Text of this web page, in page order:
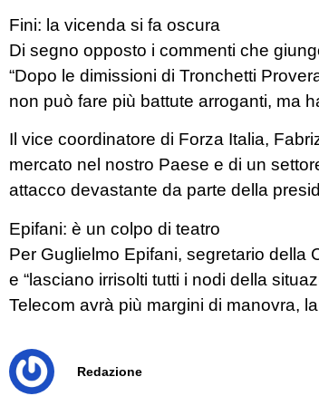
Fini: la vicenda si fa oscura
Di segno opposto i commenti che
“Dopo le dimissioni di Tronchetti
non può fare più battute arroganti, ma
Il vice coordinatore di Forza Italia,
mercato nel nostro Paese e di un
attacco devastante da parte della
Epifani: è un colpo di teatro
Per Guglielmo Epifani, segretario della
e “lasciano irrisolti tutti i nodi della
Telecom avrà più margini di manovra,
Redazione